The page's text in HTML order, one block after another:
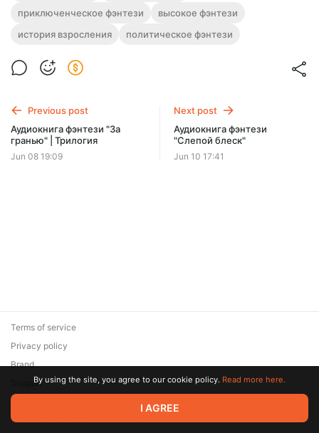
Полная версия. 2 книги
рекламы и любых ограничений!UNLOCK WITH DISCOUNT
Offer ends 08 August.
приключенческое фэнтези
высокое фэнтези
история взросления
политическое фэнтези
Previous post
Аудиокнига фэнтези "За
гранью" | Трилогия
Jun 08 19:09
Next post
Аудиокнига фэнтези
"Слепой блеск"
Jun 10 17:41
© 2026 Zaya Solutions Limited. All rights reserved. All trademarks
are the property of their respective owners.
Terms of service
Privacy policy
Brand
SupportBy using the site, you agree to our cookie policy. Read more here.
I AGREE